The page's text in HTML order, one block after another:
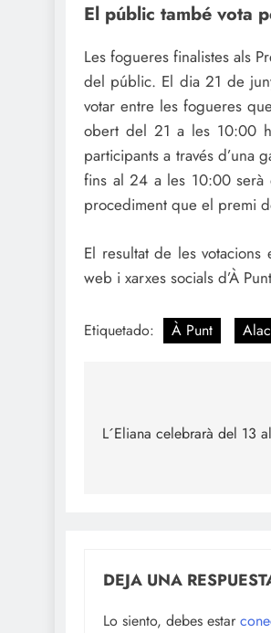
El públic també vota
Les fogueres finalistes als
del públic. El dia 21 de
votar entre les fogueres
obert del 21 a les 10:00
participants a través d’una
fins al 24 a les 10:00 serà
procediment que el premi
El resultat de les
web i xarxes socials d’À
Etiquetado: À Punt
de
L´Eliana celebrarà del 13
DEJA UNA
Lo siento, debes estar